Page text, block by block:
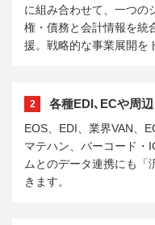
に組み合わせて、一つの
権・債務と会計情報を統
援。戦略的な事業展開を
2 各種EDI､ECや周
EOS、EDI、業界VAN、
マテハン、バーコード・
ムとのデータ連携にも「
きます。